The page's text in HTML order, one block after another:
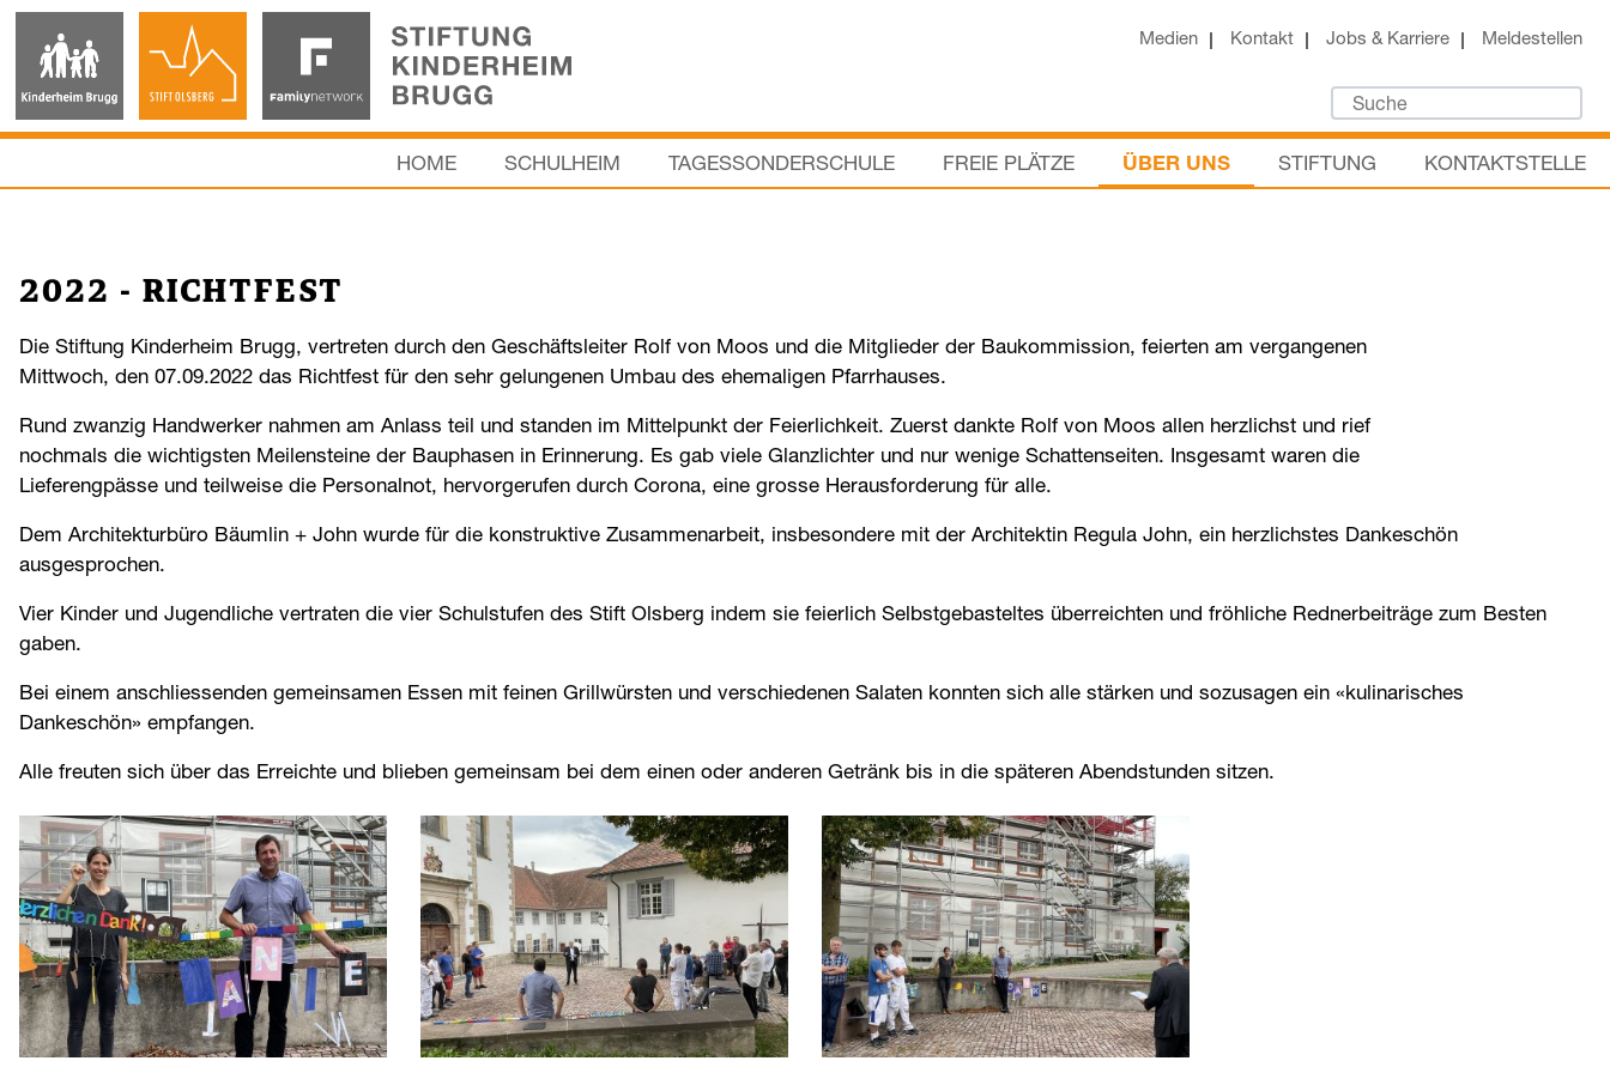
Medien Kontakt Jobs & Karriere Meldestellen
KONTAKTSTELLE
STIFTUNG
ÜBER UNS
FREIE PLÄTZE
TAGESSONDERSCHULE
SCHULHEIM
HOME
2022 - RICHTFEST
Die Stiftung Kinderheim Brugg, vertreten durch den Geschäftsleiter Rolf von Moos und die Mitglieder der Baukommission, feierten am vergangenen
Mittwoch, den 07.09.2022 das Richtfest für den sehr gelungenen Umbau des ehemaligen Pfarrhauses.
Rund zwanzig Handwerker nahmen am Anlass teil und standen im Mittelpunkt der Feierlichkeit. Zuerst dankte Rolf von Moos allen herzlichst und rief
nochmals die wichtigsten Meilensteine der Bauphasen in Erinnerung. Es gab viele Glanzlichter und nur wenige Schattenseiten. Insgesamt waren die
Lieferengpässe und teilweise die Personalnot, hervorgerufen durch Corona, eine grosse Herausforderung für alle.
Dem Architekturbüro Bäumlin + John wurde für die konstruktive Zusammenarbeit, insbesondere mit der Architektin Regula John, ein herzlichstes Dankeschön
ausgesprochen.
Vier Kinder und Jugendliche vertraten die vier Schulstufen des Stift Olsberg indem sie feierlich Selbstgebasteltes überreichten und fröhliche Rednerbeiträge zum Besten
gaben.
Bei einem anschliessenden gemeinsamen Essen mit feinen Grillwürsten und verschiedenen Salaten konnten sich alle stärken und sozusagen ein «kulinarisches
Dankeschön» empfangen.
Alle freuten sich über das Erreichte und blieben gemeinsam bei dem einen oder anderen Getränk bis in die späteren Abendstunden sitzen.